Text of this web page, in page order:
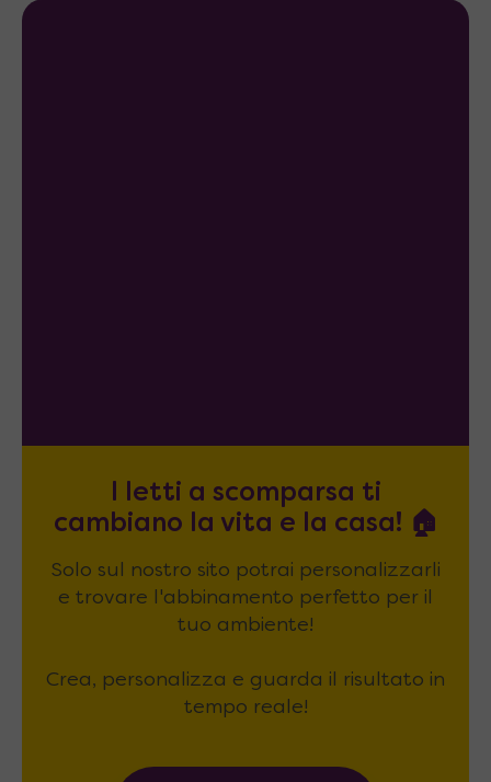
I letti a scomparsa ti
cambiano la vita e la casa! 🏠
Solo sul nostro sito potrai personalizzarli
e trovare l'abbinamento perfetto per il
tuo ambiente!
Crea, personalizza e guarda il risultato in
tempo reale!